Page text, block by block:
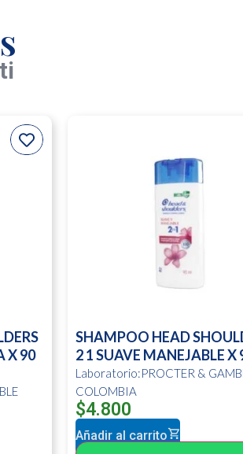
X 90
SHAMPOO HEAD
2 1 SUAVE MANEJABLE X
Laboratorio:PROCTER &
COLOMBIA
$4.800
Añadir al carrito